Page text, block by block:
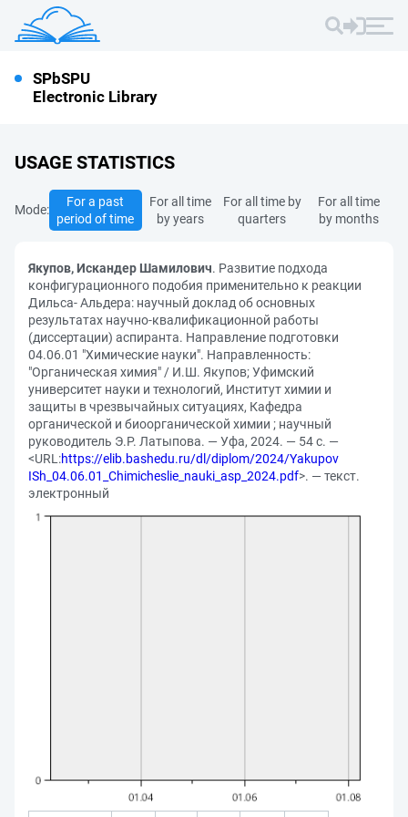
SPbSPU
Electronic Library
USAGE STATISTICS
Mode:
For a past
period of time
For all time
by years
For all time by
quarters
For all time
by months
Якупов, Искандер Шамилович. Развитие подхода
конфигурационного подобия применительно к реакции
Дильса- Альдера: научный доклад об основных
результатах научно-квалификационной работы
(диссертации) аспиранта. Направление подготовки
04.06.01 "Химические науки". Направленность:
"Органическая химия" / И.Ш. Якупов; Уфимский
университет науки и технологий, Институт химии и
защиты в чрезвычайных ситуациях, Кафедра
органической и биоорганической химии ; научный
руководитель Э.Р. Латыпова. — Уфа, 2024. — 54 с. —
<URL:https://elib.bashedu.ru/dl/diplom/2024/Yakupov
ISh_04.06.01_Chimicheslie_nauki_asp_2024.pdf>. — текст.
электронный